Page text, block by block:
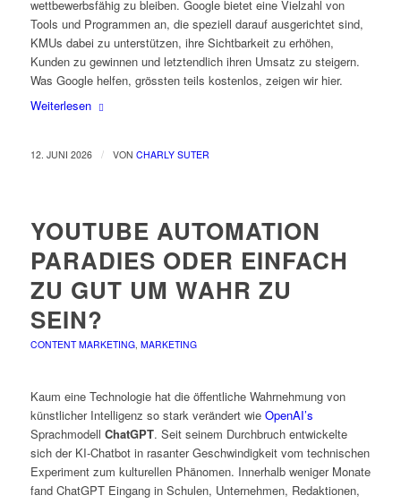
wettbewerbsfähig zu bleiben. Google bietet eine Vielzahl von
Tools und Programmen an, die speziell darauf ausgerichtet sind,
KMUs dabei zu unterstützen, ihre Sichtbarkeit zu erhöhen,
Kunden zu gewinnen und letztendlich ihren Umsatz zu steigern.
Was Google helfen, grössten teils kostenlos, zeigen wir hier.
Weiterlesen
12. JUNI 2026 / VON CHARLY SUTER
YOUTUBE AUTOMATION
PARADIES ODER EINFACH
ZU GUT UM WAHR ZU
SEIN?
CONTENT MARKETING, MARKETING
Kaum eine Technologie hat die öffentliche Wahrnehmung von
künstlicher Intelligenz so stark verändert wie OpenAI’s
Sprachmodell ChatGPT. Seit seinem Durchbruch entwickelte
sich der KI-Chatbot in rasanter Geschwindigkeit vom technischen
Experiment zum kulturellen Phänomen. Innerhalb weniger Monate
fand ChatGPT Eingang in Schulen, Unternehmen, Redaktionen,